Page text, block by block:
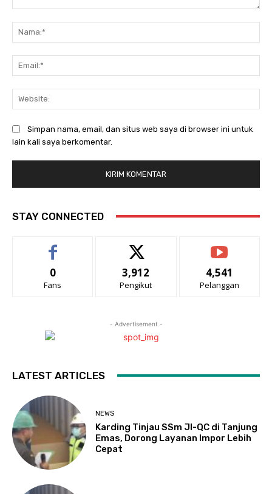
Simpan nama, email, dan situs web saya di browser ini untuk
lain kali saya berkomentar.
STAY CONNECTED
0
Fans
3,912
Pengikut
4,541
Pelanggan
- Advertisement -
LATEST ARTICLES
NEWS
Karding Tinjau SSm JI-QC di Tanjung
Emas, Dorong Layanan Impor Lebih
Cepat